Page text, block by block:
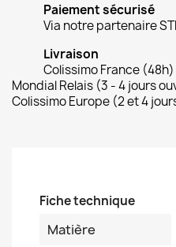
Paiement sécurisé
Via notre partenaire
Livraison
Colissimo France (48h)
Mondial Relais (3 - 4 jours
Colissimo Europe (2 et 4
Fiche technique
Matière